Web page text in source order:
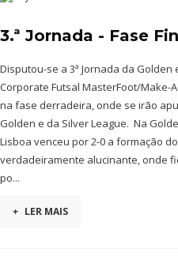
3.ª Jornada - Fase
Disputou-se a 3ª Jornada da
Corporate Futsal MasterFoot/Make-
na fase derradeira, onde se irão
Golden e da Silver League. Na
Lisboa venceu por 2-0 a formação
verdadeiramente alucinante, onde
po...
+ LER MAIS